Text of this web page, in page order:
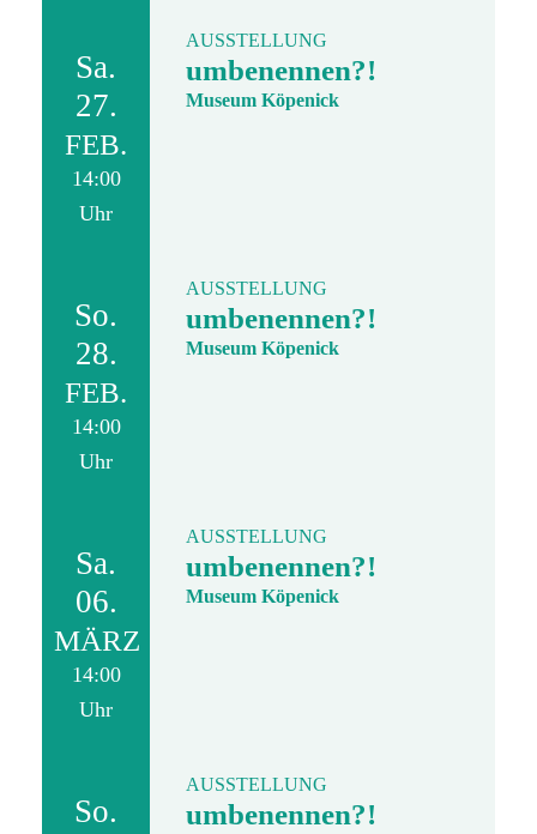
Sa.
27.
FEB.
14:00
Uhr
AUSSTELLUNG
umbenennen?!
Museum Köpenick
So.
28.
FEB.
14:00
Uhr
AUSSTELLUNG
umbenennen?!
Museum Köpenick
Sa.
06.
MÄRZ
14:00
Uhr
AUSSTELLUNG
umbenennen?!
Museum Köpenick
So.
AUSSTELLUNG
umbenennen?!